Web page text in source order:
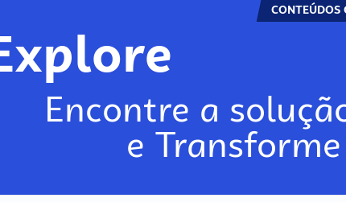
CONTEÚDOS
Explore
Encontre a
e